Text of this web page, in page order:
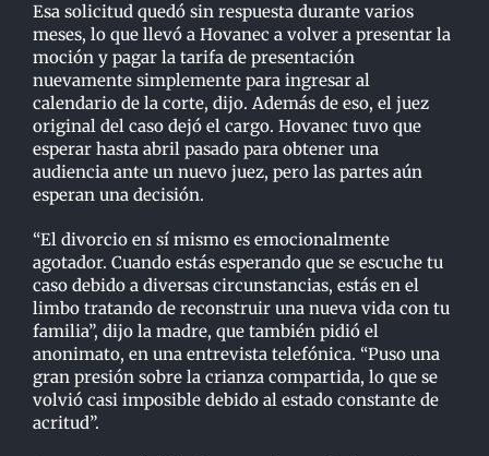
Esa solicitud quedó sin respuesta durante varios
meses, lo que llevó a Hovanec a volver apresentar la
moción y pagar la tarifa de presentación
nuevamente simplemente para ingresar al
calendario de la corte, dijo. Además de eso, el juez
original del caso dejó el cargo. Hovanec tuvo que
esperar hasta abril pasado para obtener una
audiencia ante un nuevo juez, pero las partes aún
esperan una decisión.
“El divorcio en sí mismo es emocionalmente
agotador. Cuando estás esperando que se escuche tu
caso debido a diversas circunstancias, estás en el
limbo tratando de reconstruir una nueva vida con tu
familia”, dijo la madre, que también pidió el
anonimato, en una entrevista telefónica. “Puso una
gran presión sobre la crianza compartida, lo que se
volvió casi imposible debido al estado constante de
acritud”.